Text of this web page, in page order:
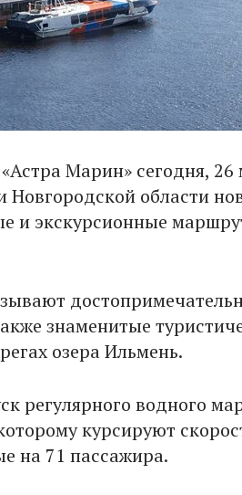
Марин» сегодня, 26
Новгородской области
и экскурсионные
знаменитые
озера Ильмень.
регулярного водного
курсируют
на 71 пассажира.